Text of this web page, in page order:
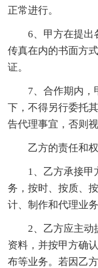
正常进行。
6、甲方在提出
传真在内的书面方
证。
7、合作期内，
下，不得另行委托
告代理事宜，否则视
乙方的责任和权
1、乙方承接甲
务，按时、按质、
计、制作和代理业
2、乙方应主动
资料，并按甲方确
布等业务。若因乙